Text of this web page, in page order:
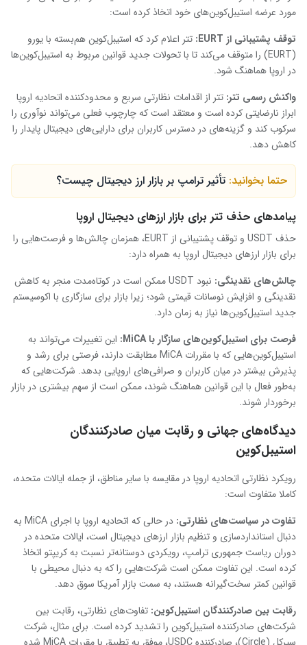
مورد عرضه استیبل‌کوین‌های خود اتخاذ کرده است:
توقف پشتیبانی از EURT
: تتر اعلام کرد که استیبل‌کوین هم‌بسته با یورو
(EURT) را متوقف می‌کند تا با تحولات جدید قوانین مربوط به استیبل‌کوین‌ها
در اروپا هماهنگ شود.
واکنش رسمی تتر: تتر از اقدامات نظارتی سریع و محدودکننده اتحادیه اروپا
ابراز نارضایتی کرده است و معتقد است که چارچوب فعلی می‌تواند نوآوری را
سرکوب کند و گزینه‌های در دسترس کاربران برای دارایی‌های دیجیتال پایدار را
کاهش دهد.
حتما بخوانید: تأثیر ترامپ بر بازار ارز دیجیتال چیست؟
پیامدهای حذف تتر برای بازار ارزهای دیجیتال اروپا
حذف USDT و توقف پشتیبانی از EURT، همزمان چالش‌ها و فرصت‌هایی را
برای بازار ارزهای دیجیتال اروپا به همراه دارد:
چالش‌های نقدینگی:
نبود USDT ممکن است در کوتاه‌مدت منجر به کاهش
نقدینگی و افزایش نوسانات قیمتی شود؛ زیرا بازار برای سازگاری با اکوسیستم
جدید استیبل‌کوین‌ها نیاز به زمان دارد.
فرصت برای استیبل‌کوین‌های سازگار باMiCA
: این تغییرات می‌تواند به
استیبل‌کوین‌هایی که با مقررات MiCA مطابقت دارند، فرصتی برای رشد و
پذیرش بیشتر در میان کاربران و صرافی‌های اروپایی بدهد. شرکت‌هایی که
به‌طور فعال با این قوانین هماهنگ شوند، ممکن است از سهم بیشتری در بازار
برخوردار شوند.
دیدگاه‌های جهانی و رقابت میان صادرکنندگان
استیبل‌کوین
رویکرد نظارتی اتحادیه اروپا در مقایسه با سایر مناطق، از جمله ایالات متحده،
کاملا متفاوت است:
تفاوت در سیاست‌های نظارتی:
در حالی که اتحادیه اروپا با اجرای MiCA به
دنبال استانداردسازی و تنظیم بازار ارزهای دیجیتال است، ایالات متحده در
دوران ریاست جمهوری ترامپ، رویکردی دوستانه‌تر نسبت به کریپتو اتخاذ
کرده است. این تفاوت ممکن است شرکت‌هایی را که به دنبال محیطی با
قوانین کمتر سخت‌گیرانه هستند، به سمت بازار آمریکا سوق دهد.
رقابت بین صادرکنندگان استیبل‌کوین: تفاوت‌های نظارتی، رقابت بین
شرکت‌های صادرکننده استیبل‌کوین را تشدید کرده است. برای مثال، شرکت